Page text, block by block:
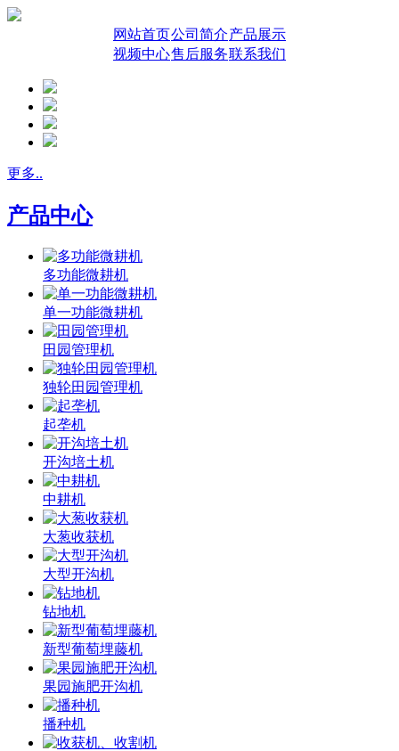
网站首页公司简介产品展示
视频中心售后服务联系我们
更多..
产品中心
多功能微耕机
单一功能微耕机
田园管理机
独轮田园管理机
起垄机
开沟培土机
中耕机
大葱收获机
大型开沟机
钻地机
新型葡萄埋藤机
果园施肥开沟机
播种机